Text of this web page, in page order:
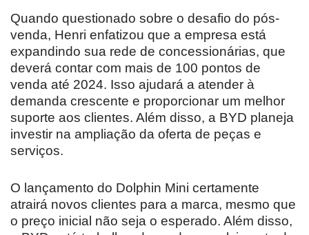
Quando questionado sobre o desafio do pós-
venda, Henri enfatizou que a empresa está
expandindo sua rede de concessionárias, que
deverá contar com mais de 100 pontos de
venda até 2024. Isso ajudará a atender à
demanda crescente e proporcionar um melhor
suporte aos clientes. Além disso, a BYD planeja
investir na ampliação da oferta de peças e
serviços.
O lançamento do Dolphin Mini certamente
atrairá novos clientes para a marca, mesmo que
o preço inicial não seja o esperado. Além disso,